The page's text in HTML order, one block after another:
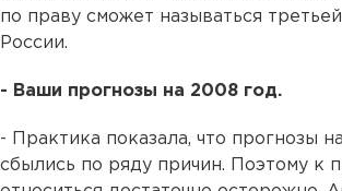
по праву сможет называться
России.
- Ваши прогнозы на 2008 год.
- Практика показала, что прогнозы
сбылись по ряду причин. Поэтому к